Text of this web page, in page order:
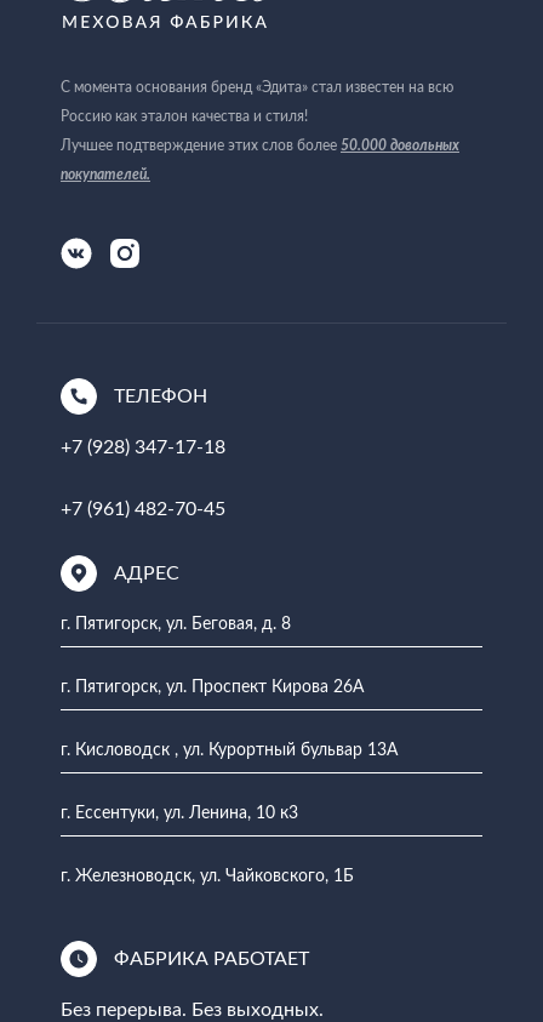
С момента основания бренд «Эдита» стал известен на всю
Россию как эталон качества и стиля!
Лучшее подтверждение этих слов более 50.000 довольных
покупателей.
ТЕЛЕФОН
+7 (928) 347-17-18
+7 (961) 482-70-45
АДРЕС
г. Пятигорск, ул. Беговая, д. 8
г. Пятигорск, ул. Проспект Кирова 26А
г. Кисловодск , ул. Курортный бульвар 13А
г. Ессентуки, ул. Ленина, 10 к3
г. Железноводск, ул. Чайковского, 1Б
ФАБРИКА РАБОТАЕТ
Без перерыва. Без выходных.